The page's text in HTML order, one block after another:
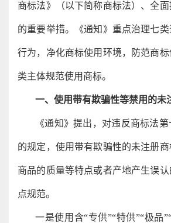
商标法》（以下简称商标法）、全
的重要举措。《通知》重点治理七
行为，净化商标使用环境，防范商
类主体规范使用商标。
一、使用带有欺骗性等禁用的未
《通知》提出，对违反商标法
的规定，使用带有欺骗性的未注册
商品的质量等特点或者产地产生误
点规范。
一是使用含“专供”“特供”“极品